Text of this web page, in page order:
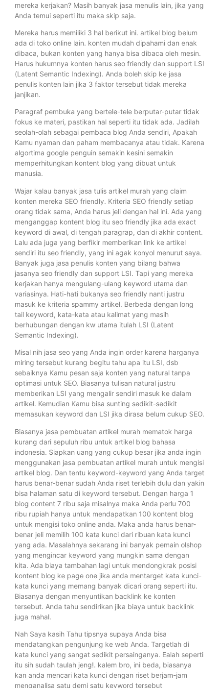
mereka kerjakan? Masih banyak jasa menulis lain, jika yang
Anda temui seperti itu maka skip saja.
Mereka harus memiliki 3 hal berikut ini. artikel blog belum
ada di toko online lain. konten mudah dipahami dan enak
dibaca, bukan konten yang hanya bisa dibaca oleh mesin.
Harus hukumnya konten harus seo friendly dan support LSI
(Latent Semantic Indexing). Anda boleh skip ke jasa
penulis konten lain jika 3 faktor tersebut tidak mereka
janjikan.
Paragraf pembuka yang bertele-tele berputar-putar tidak
fokus ke materi, pastikan hal seperti itu tidak ada. Jadilah
seolah-olah sebagai pembaca blog Anda sendiri, Apakah
Kamu nyaman dan paham membacanya atau tidak. Karena
algortima google penguin semakin kesini semakin
memperhitungkan kontent blog yang dibuat untuk
manusia.
Wajar kalau banyak jasa tulis artikel murah yang claim
konten mereka SEO friendly. Kriteria SEO friendly setiap
orang tidak sama, Anda harus jeli dengan hal ini. Ada yang
menganggap kontent blog itu seo friendly jika ada exact
keyword di awal, di tengah paragrap, dan di akhir content.
Lalu ada juga yang berfikir memberikan link ke artikel
sendiri itu seo friendly, yang ini agak konyol menurut saya.
Banyak juga jasa penulis konten yang bilang bahwa
jasanya seo friendly dan support LSI. Tapi yang mereka
kerjakan hanya mengulang-ulang keyword utama dan
variasinya. Hati-hati bukanya seo friendly nanti justru
masuk ke kriteria spammy artikel. Berbeda dengan long
tail keyword, kata-kata atau kalimat yang masih
berhubungan dengan kw utama itulah LSI (Latent
Semantic Indexing).
Misal nih jasa seo yang Anda ingin order karena harganya
miring tersebut kurang begitu tahu apa itu LSI, dsb
sebaiknya Kamu pesan saja konten yang natural tanpa
optimasi untuk SEO. Biasanya tulisan natural justru
memberikan LSI yang mengalir sendiri masuk ke dalam
artikel. Kemudian Kamu bisa sunting sedikit-sedikit
memasukan keyword dan LSI jika dirasa belum cukup SEO.
Biasanya jasa pembuatan artikel murah mematok harga
kurang dari sepuluh ribu untuk artikel blog bahasa
indonesia. Siapkan uang yang cukup besar jika anda ingin
menggunakan jasa pembuatan artikel murah untuk mengisi
artikel blog. Dan tentu keyword-keyword yang Anda target
harus benar-benar sudah Anda riset terlebih dulu dan yakin
bisa halaman satu di keyword tersebut. Dengan harga 1
blog content 7 ribu saja misalnya maka Anda perlu 700
ribu rupiah hanya untuk mendapatkan 100 kontent blog
untuk mengisi toko online anda. Maka anda harus benar-
benar jeli memilih 100 kata kunci dari ribuan kata kunci
yang ada. Masalahnya sekarang ini banyak pemain olshop
yang mengincar keyword yang mungkin sama dengan
kita. Ada biaya tambahan lagi untuk mendongkrak posisi
kontent blog ke page one jika anda mentarget kata kunci-
kata kunci yang memang banyak dicari orang seperti itu.
Biasanya dengan menyuntikan backlink ke konten
tersebut. Anda tahu sendirikan jika biaya untuk backlink
juga mahal.
Nah Saya kasih Tahu tipsnya supaya Anda bisa
mendatangkan pengunjung ke web Anda. Targetlah di
kata kunci yang sangat sedikit persainganya. Ealah seperti
itu sih sudah taulah jeng!. kalem bro, ini beda, biasanya
kan anda mencari kata kunci dengan riset berjam-jam
menganalisa satu demi satu keyword tersebut